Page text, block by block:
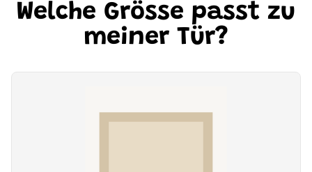
Welche Grösse passt zu
meiner Tür?